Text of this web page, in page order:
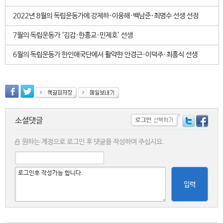
2022년 8월의 독립운동가에 강제하·이웅해·백남준·최명수 선생 선정
7월의 독립운동가 ‘김갑·한흥교·민제호’ 선생
6월의 독립운동가 한인애국단에서 활약한 안경근·이덕주·최흥식 선생
소셜댓글
원하는 계정으로 로그인 후 댓글을 작성하여 주십시요.
입력